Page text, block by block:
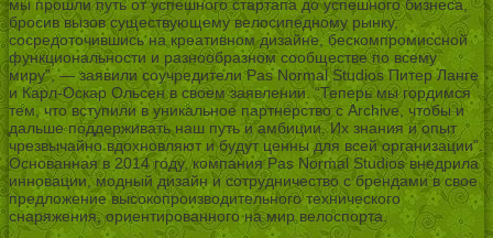
мы прошли путь от успешного стартапа до успешного бизнеса,
бросив вызов существующему велосипедному рынку,
сосредоточившись на креативном дизайне, бескомпромиссной
функциональности и разнообразном сообществе по всему
миру”, — заявили соучредители Pas Normal Studios Питер Ланге
и Карл-Оскар Ольсен в своем заявлении. “Теперь мы гордимся
тем, что вступили в уникальное партнерство с Archive, чтобы и
дальше поддерживать наш путь и амбиции. Их знания и опыт
чрезвычайно вдохновляют и будут ценны для всей организации”.
Основанная в 2014 году, компания Pas Normal Studios внедрила
инновации, модный дизайн и сотрудничество с брендами в свое
предложение высокопроизводительного технического
снаряжения, ориентированного на мир велоспорта.